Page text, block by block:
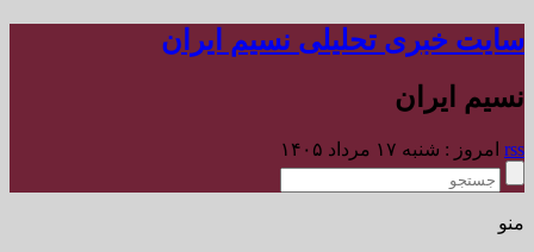
سایت خبری تحلیلی نسیم ایران
نسیم ایران
rss امروز : شنبه ۱۷ مرداد ۱۴۰۵
منو